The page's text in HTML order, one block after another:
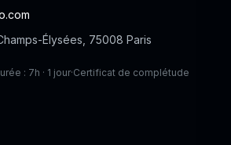
Élysées, 75008 Paris
: 7h · 1 jour·Certificat de complétude